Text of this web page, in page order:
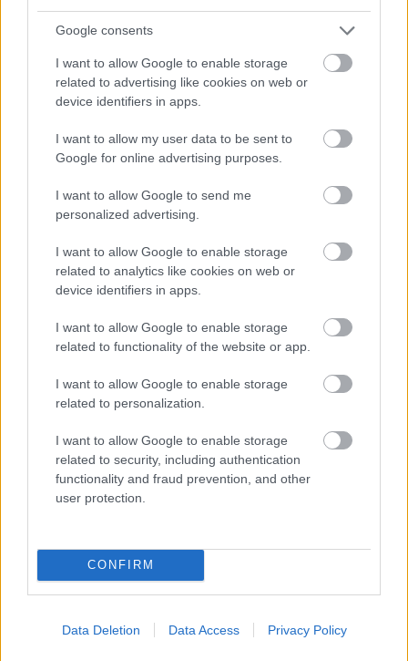
Google consents
I want to allow Google to enable storage
related to advertising like cookies on web or
device identifiers in apps.
I want to allow my user data to be sent to
Google for online advertising purposes.
I want to allow Google to send me
personalized advertising.
I want to allow Google to enable storage
related to analytics like cookies on web or
device identifiers in apps.
I want to allow Google to enable storage
related to functionality of the website or app.
I want to allow Google to enable storage
related to personalization.
I want to allow Google to enable storage
related to security, including authentication
functionality and fraud prevention, and other
user protection.
CONFIRM
Data Deletion Data Access Privacy Policy